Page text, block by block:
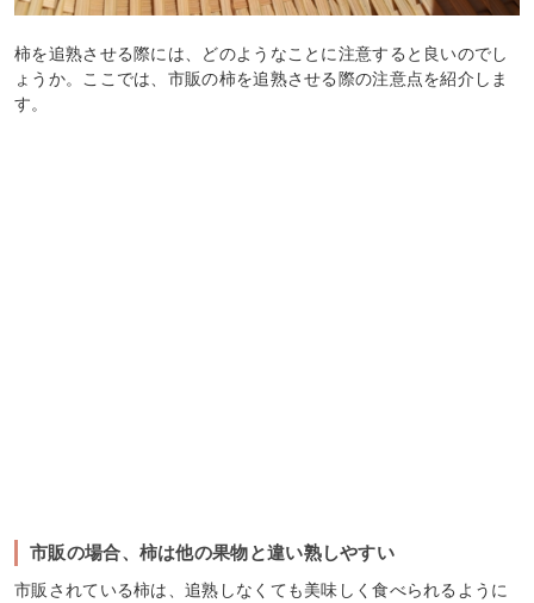
柿を追熟させる際には、どのようなことに注意すると良いのでし
ょうか。ここでは、市販の柿を追熟させる際の注意点を紹介しま
す。
市販の場合、柿は他の果物と違い熟しやすい
市販されている柿は、追熟しなくても美味しく食べられるように